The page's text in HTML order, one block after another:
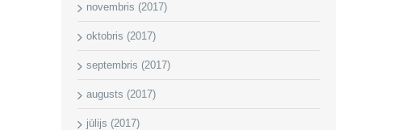
novembris (2017)
oktobris (2017)
septembris (2017)
augusts (2017)
jūlijs (2017)